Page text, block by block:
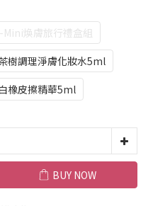
Mini煥膚旅行禮盒組
樹調理淨膚化妝水5ml
橡皮擦精華5ml
BUY NOW